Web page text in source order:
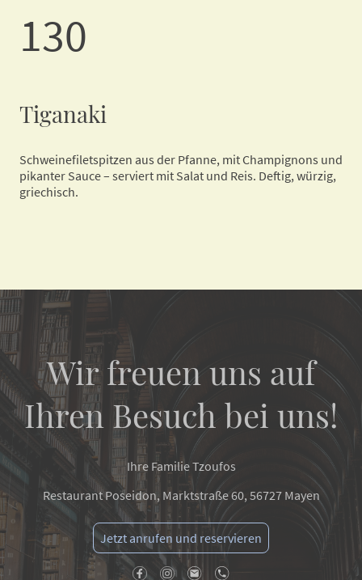
130
Tiganaki
Schweinefiletspitzen aus der Pfanne, mit Champignons und
pikanter Sauce – serviert mit Salat und Reis. Deftig, würzig,
griechisch.
Wir freuen uns auf
Ihren Besuch bei uns!
Ihre Familie Tzoufos
Restaurant Poseidon, Marktstraße 60, 56727 Mayen
Jetzt anrufen und reservieren